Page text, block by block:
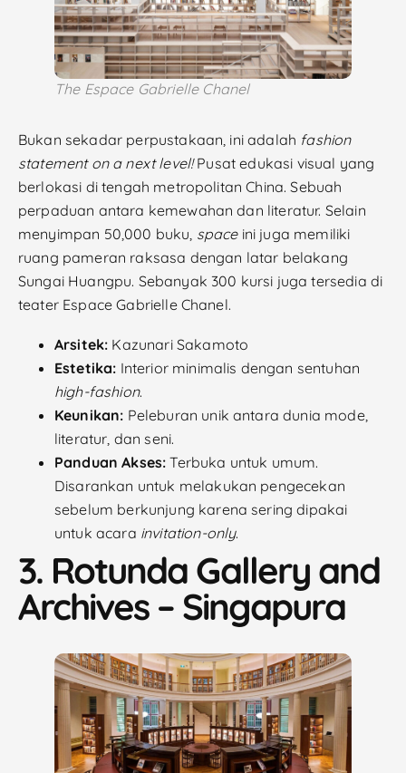
The Espace Gabrielle Chanel
Bukan sekadar perpustakaan, ini adalah fashion
statement on a next level!Pusat edukasi visual yang
berlokasi di tengah metropolitan China. Sebuah
perpaduan antara kemewahan dan literatur. Selain
menyimpan 50,000 buku, spaceini juga memiliki
ruang pameran raksasa dengan latar belakang
Sungai Huangpu. Sebanyak 300 kursi juga tersedia di
teater Espace Gabrielle Chanel.
Arsitek: Kazunari Sakamoto
Estetika: Interior minimalis dengan sentuhan
high-fashion.
Keunikan: Peleburan unik antara dunia mode,
literatur, dan seni.
Panduan Akses: Terbuka untuk umum.
Disarankan untuk melakukan pengecekan
sebelum berkunjung karena sering dipakai
untuk acara invitation-only.
3. Rotunda Gallery and
Archives – Singapura